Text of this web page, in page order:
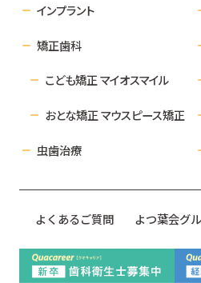
インプラント
矯正歯科
こども矯正 マイオスマイル
おとな矯正 マウスピース矯正
虫歯治療
よくあるご質問 よつ葉会グ